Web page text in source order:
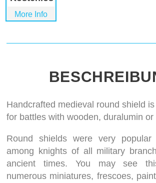
More Info
Handcrafted medieval round shield
for battles with wooden, duralumin
Round shields were very
among knights of all military
ancient times. You may see
numerous miniatures, frescoes,